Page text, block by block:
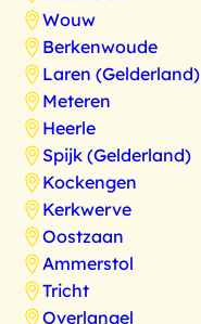
Wouw
Berkenwoude
Laren (Gelderland)
Meteren
Heerle
Spijk (Gelderland)
Kockengen
Kerkwerve
Oostzaan
Ammerstol
Tricht
Overlangel